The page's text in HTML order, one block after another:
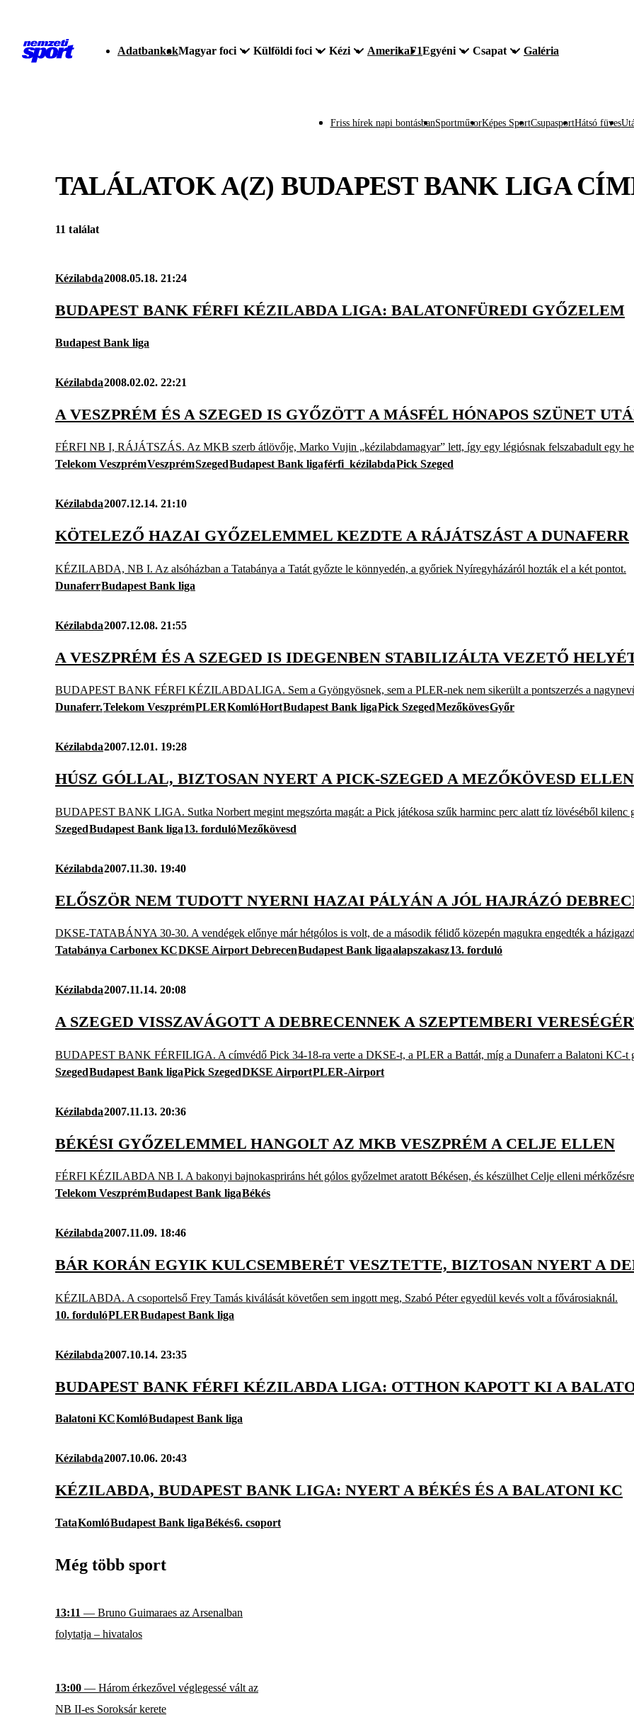
AdatbankokMagyar foci Külföldi foci Kézi AmerikaF1Egyéni Csapat Galéria
Friss hírek napi bontásbanSportműsorKépes SportCsupasportHátsó füves
TALÁLATOK A(Z) BUDAPEST BANK LIGA
11 találat
Kézilabda2008.05.18. 21:24
BUDAPEST BANK FÉRFI KÉZILABDA LIGA: BALATONFÜREDI GYŐZELEM
Budapest Bank liga
Kézilabda2008.02.02. 22:21
A VESZPRÉM ÉS A SZEGED IS GYŐZÖTT A MÁSFÉL HÓNAPOS SZÜNET
FÉRFI NB I, RÁJÁTSZÁS. Az MKB szerb átlövője, Marko Vujin „kézilabdamagyar” lett, így egy légiósnak felszabadult egy
Telekom VeszprémVeszprémSzegedBudapest Bank ligaférfi_kézilabdaPick Szeged
Kézilabda2007.12.14. 21:10
KÖTELEZŐ HAZAI GYŐZELEMMEL KEZDTE A RÁJÁTSZÁST A DUNAFERR
KÉZILABDA, NB I. Az alsóházban a Tatabánya a Tatát győzte le könnyedén, a győriek Nyíregyházáról hozták el a két pontot.
DunaferrBudapest Bank liga
Kézilabda2007.12.08. 21:55
A VESZPRÉM ÉS A SZEGED IS IDEGENBEN STABILIZÁLTA VEZETŐ
BUDAPEST BANK FÉRFI KÉZILABDALIGA. Sem a Gyöngyösnek, sem a PLER-nek nem sikerült a pontszerzés a
Dunaferr.Telekom VeszprémPLERKomlóHortBudapest Bank ligaPick SzegedMezőkövesGyőr
Kézilabda2007.12.01. 19:28
HÚSZ GÓLLAL, BIZTOSAN NYERT A PICK-SZEGED A MEZŐKÖVESD ELLEN
BUDAPEST BANK LIGA. Sutka Norbert megint megszórta magát: a Pick játékosa szűk harminc perc alatt tíz lövéséből kilenc
SzegedBudapest Bank liga13. fordulóMezőkövesd
Kézilabda2007.11.30. 19:40
ELŐSZÖR NEM TUDOTT NYERNI HAZAI PÁLYÁN A JÓL HAJRÁZÓ
DKSE-TATABÁNYA 30-30. A vendégek előnye már hétgólos is volt, de a második félidő közepén magukra engedték a
Tatabánya Carbonex KCDKSE Airport DebrecenBudapest Bank ligaalapszakasz13. forduló
Kézilabda2007.11.14. 20:08
A SZEGED VISSZAVÁGOTT A DEBRECENNEK A SZEPTEMBERI
BUDAPEST BANK FÉRFILIGA. A címvédő Pick 34-18-ra verte a DKSE-t, a PLER a Battát, míg a Dunaferr a Balatoni KC-t
SzegedBudapest Bank ligaPick SzegedDKSE AirportPLER-Airport
Kézilabda2007.11.13. 20:36
BÉKÉSI GYŐZELEMMEL HANGOLT AZ MKB VESZPRÉM A CELJE ELLEN
FÉRFI KÉZILABDA NB I. A bakonyi bajnokaspriráns hét gólos győzelmet aratott Békésen, és készülhet Celje elleni
Telekom VeszprémBudapest Bank ligaBékés
Kézilabda2007.11.09. 18:46
BÁR KORÁN EGYIK KULCSEMBERÉT VESZTETTE, BIZTOSAN NYERT A
KÉZILABDA. A csoportelső Frey Tamás kiválását követően sem ingott meg, Szabó Péter egyedül kevés volt a fővárosiaknál.
10. fordulóPLERBudapest Bank liga
Kézilabda2007.10.14. 23:35
BUDAPEST BANK FÉRFI KÉZILABDA LIGA: OTTHON KAPOTT KI A
Balatoni KCKomlóBudapest Bank liga
Kézilabda2007.10.06. 20:43
KÉZILABDA, BUDAPEST BANK LIGA: NYERT A BÉKÉS ÉS A BALATONI KC
TataKomlóBudapest Bank ligaBékés6. csoport
Még több sport
13:11 — Bruno Guimaraes az Arsenalban
folytatja – hivatalos
13:00 — Három érkezővel véglegessé vált az
NB II-es Soroksár kerete